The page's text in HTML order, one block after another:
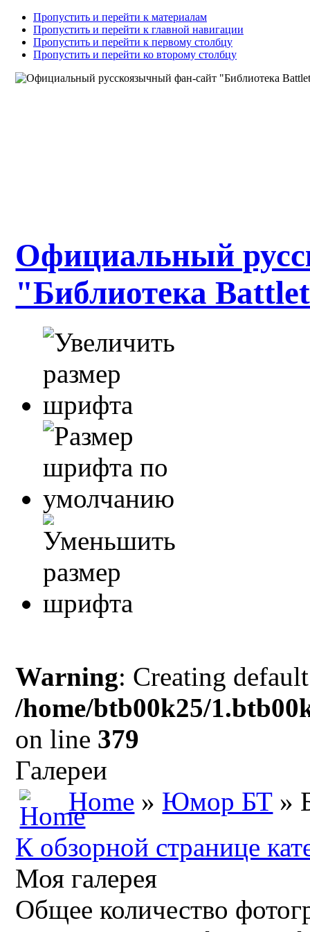
Пропустить и перейти к материалам
Пропустить и перейти к главной навигации
Пропустить и перейти к первому столбцу
Пропустить и перейти ко второму столбцу
Официальный
"Библиотека
Warning: Creating
/home/btb00k25/
on line 379
Галереи
Home » Юмор БТ »
К обзорной странице
Моя галерея
Общее количество